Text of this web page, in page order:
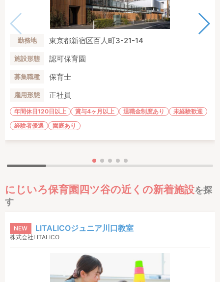
勤務地 東京都新宿区百人町3-21-14
施設形態 認可保育園
募集職種 保育士
雇用形態 正社員
年間休日120日以上 賞与4ヶ月以上 退職金制度あり
未経験歓迎
経験者優遇
園庭あり
にじいろ保育園四ツ谷の近くの新着施設を探
す
NEW LITALICOジュニア川口教室
株式会社LITALICO